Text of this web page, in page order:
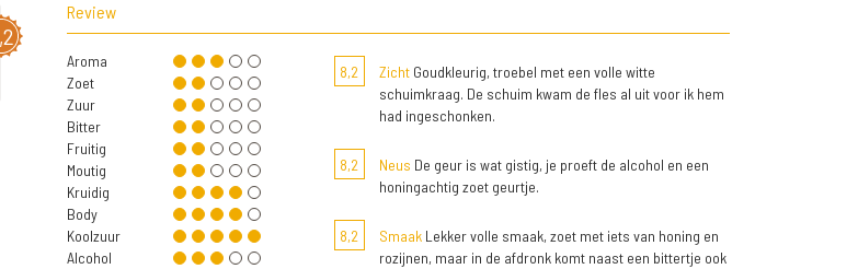
Review
Aroma
Zoet
Zuur
Bitter
Fruitig
Moutig
Kruidig
Body
Koolzuur
Alcohol
8,2 ZichtGoudkleurig, troebel met een volle witte
schuimkraag. De schuim kwam de fles al uit voor ik hem
had ingeschonken.
8,2 Neus De geur is wat gistig, je proeft de alcohol en een
honingachtig zoet geurtje.
8,2 SmaakLekker volle smaak, zoet met iets van honing en
rozijnen, maar in de afdronk komt naast een bittertje ook